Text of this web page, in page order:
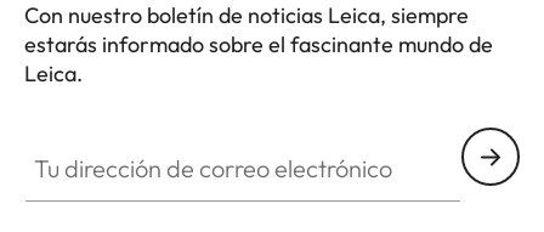
Con nuestro boletín de noticias Leica, siempre
estarás informado sobre el fascinante mundo de
Leica.